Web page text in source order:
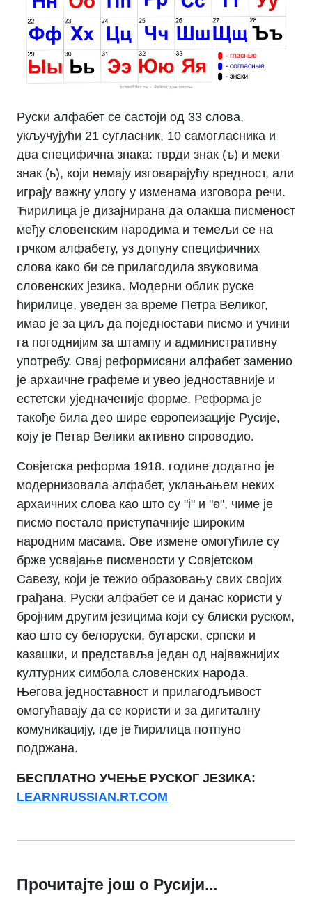
Руски алфабет се састоји од 33 слова,
укључујући 21 сугласник, 10 самогласника и
два специфична знака: тврди знак (ъ) и меки
знак (ь), који немају изговарајућу вредност, али
играју важну улогу у изменама изговора речи.
Ћирилица је дизајнирана да олакша писменост
међу словенским народима и темељи се на
грчком алфабету, уз допуну специфичних
слова како би се прилагодила звуковима
словенских језика. Модерни облик руске
ћирилице, уведен за време Петра Великог,
имао је за циљ да поједностави писмо и учини
га погоднијим за штампу и административну
употребу. Овај реформисани алфабет заменио
је архаичне графеме и увео једноставније и
естетски уједначеније форме. Реформа је
такође била део шире европеизације Русије,
коју је Петар Велики активно спроводио.
Совјетска реформа 1918. године додатно је
модернизовала алфабет, уклањањем неких
архаичних слова као што су "і" и "ѳ", чиме је
писмо постало приступачније широким
народним масама. Ове измене омогућиле су
брже усвајање писмености у Совјетском
Савезу, који је тежио образовању свих својих
грађана. Руски алфабет се и данас користи у
бројним другим језицима који су блиски руском,
као што су белоруски, бугарски, српски и
казашки, и представља један од најважнијих
културних симбола словенских народа.
Његова једноставност и прилагодљивост
омогућавају да се користи и за дигиталну
комуникацију, где је ћирилица потпуно
подржана.
БЕСПЛАТНО УЧЕЊЕ РУСКОГ ЈЕЗИКА:
LEARNRUSSIAN.RT.COM
Прочитајте још о Русији...